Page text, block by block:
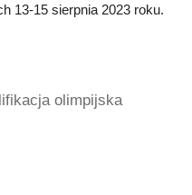
13-15 sierpnia 2023 roku.
olimpijska